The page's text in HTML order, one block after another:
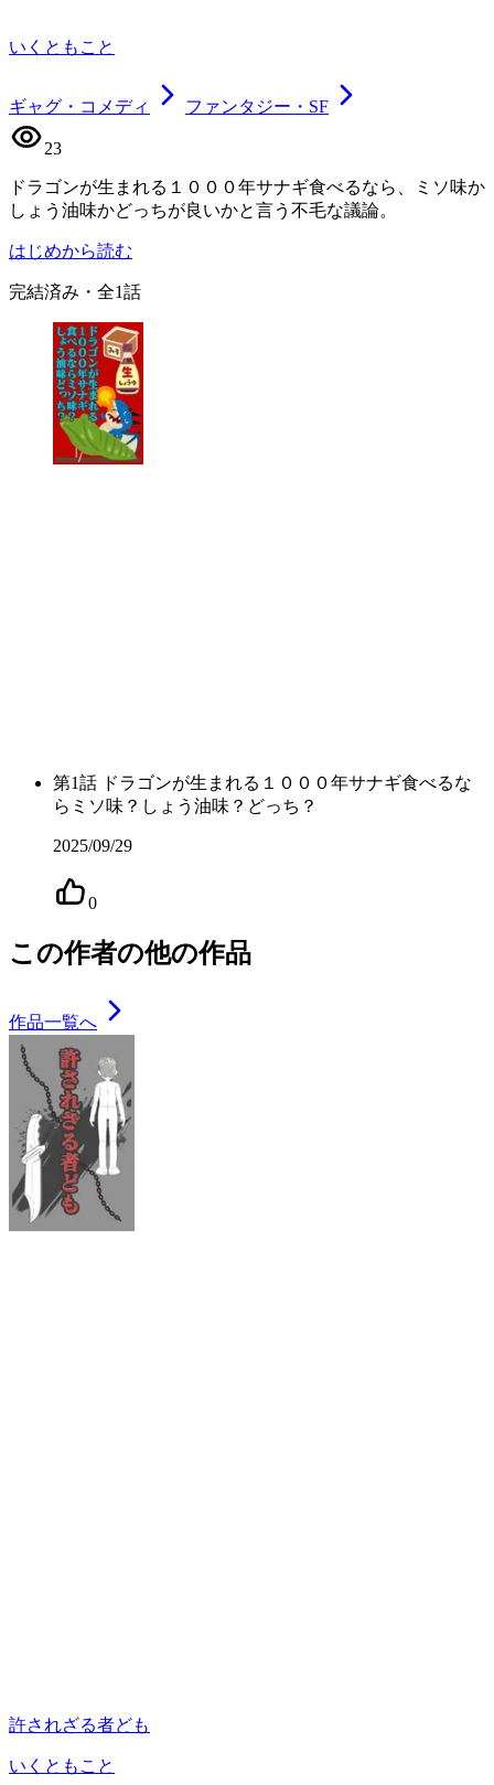
いくともこと
ギャグ・コメディ ファンタジー・SF
23
ドラゴンが生まれる１０００年サナギ食べるなら、ミソ味か
しょう油味かどっちが良いかと言う不毛な議論。
はじめから読む
完結済み ・全1話
第1話 ドラゴンが生まれる１０００年サナギ食べるな
らミソ味？しょう油味？どっち？
2025/09/29
0
この作者の他の作品
作品一覧へ
許されざる者ども
いくともこと